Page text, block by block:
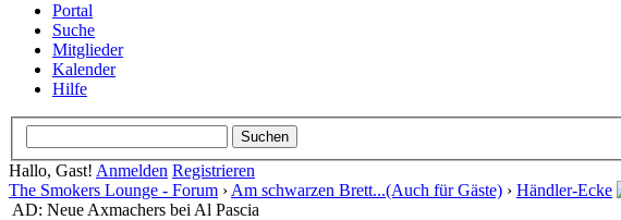
Portal
Suche
Mitglieder
Kalender
Hilfe
Hallo, Gast! Anmelden Registrieren
The Smokers Lounge - Forum › Am schwarzen Brett...(Auch für Gäste) › Händler-Ecke
AD: Neue Axmachers bei Al Pascia